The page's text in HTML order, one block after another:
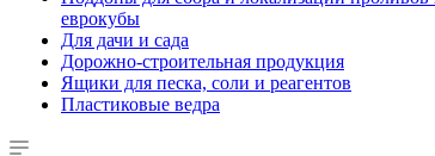
еврокубы
Для дачи и сада
Дорожно-строительная продукция
Ящики для песка, соли и реагентов
Пластиковые ведра